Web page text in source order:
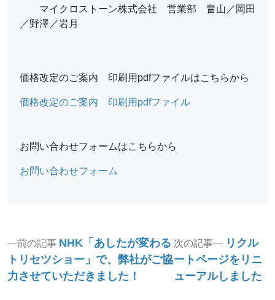
マイクロストーン株式会社 営業部 畠山／岡田
／野澤／岩月
価格改定のご案内 印刷用pdfファイルはこちらから
価格改定のご案内 印刷用pdfファイル
お問い合わせフォームはこちらから
お問い合わせフォーム
投
稿
ナ
前の記事 Previous
post:
NHK「あしたが変わる
トリセツショー」で、弊社がご協
力させていただきました！
次の記事
Next
post:
リクル
ートページをリニ
ューアルしました